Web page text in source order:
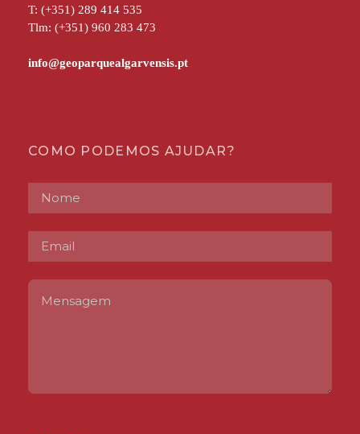
T: (+351) 289 414 535
Tlm: (+351) 960 283 473
COMO PODEMOS AJUDAR?